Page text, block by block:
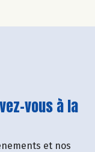
vous à la
et nos